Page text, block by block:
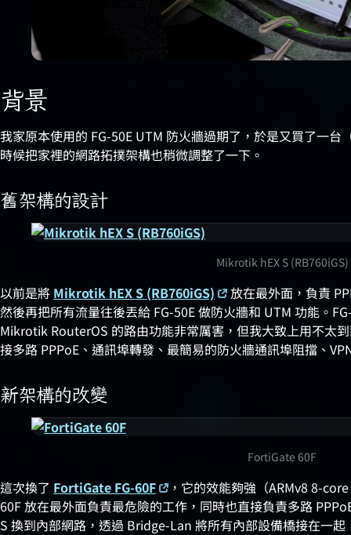
背景
我家原本使用的 FG-50E UTM 防火牆過期了，於是又買了一
時候把家裡的網路拓撲架構也稍微調整了一下。
舊架構的設計
Mikrotik hEX S (RB760iGS)
以前是將 Mikrotik hEX S (RB760iGS)
放在最外面，負責
然後再把所有流量往後丟給 FG-50E 做防火牆和 UTM 功能。
Mikrotik RouterOS 的路由功能非常厲害，但我大致上用不太
接多路 PPPoE、通訊埠轉發、最簡易的防火牆通訊埠阻擋、
新架構的改變
FortiGate 60F
這次換了 FortiGate FG-60F
，它的效能夠強（ARMv8 8-
60F 放在最外面負責最危險的工作，同時也直接負責多路
S 換到內部網路，透過 Bridge-Lan 將所有內部設備橋接在一